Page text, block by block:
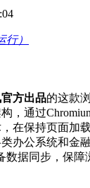
行）
方出品的这款
，通过
在保持页面加
办公系统和金
数据同步，保障